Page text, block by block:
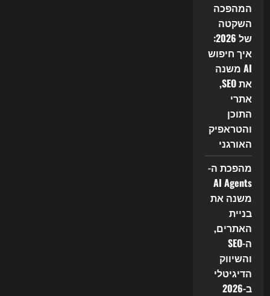
המהפכה
השקטה
של 2026:
איך חיפוש
AI משנה
את SEO,
אתרי
התוכן
והטראפיק
האורגני
מהפכת ה-
AI Agents
משנה את
בניית
האתרים,
ה-SEO
והשיווק
הדיגיטלי
ב-2026